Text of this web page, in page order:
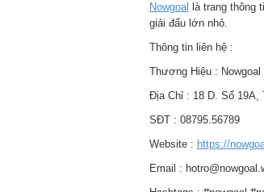
Nowgoal là trang thông
giải đấu lớn nhỏ.
Thông tin liên hệ :
Thương Hiệu : Nowgoal
Địa Chỉ : 18 D. Số 19A,
SĐT : 08795.56789
Website : https://
Email :